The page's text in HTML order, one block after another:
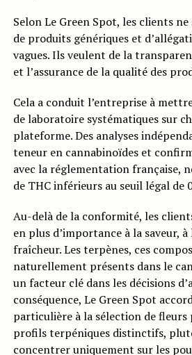
Selon Le Green Spot, les clients
de produits génériques et
vagues. Ils veulent de la
et l’assurance de la qualité des
Cela a conduit l’entreprise à
de laboratoire systématiques sur
plateforme. Des analyses
teneur en cannabinoïdes et
avec la réglementation française,
de THC inférieurs au seuil légal de
Au-delà de la conformité, les
en plus d’importance à la saveur, à
fraîcheur. Les terpènes, ces
naturellement présents dans le
un facteur clé dans les décisions
conséquence, Le Green Spot
particulière à la sélection de fleurs
profils terpéniques distinctifs,
concentrer uniquement sur les